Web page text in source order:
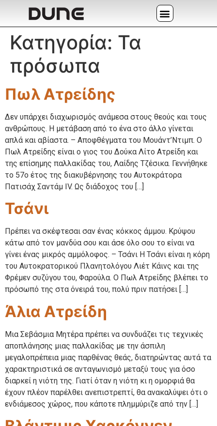
Κατηγορία: Τα
πρόσωπα
Πωλ Ατρείδης
Δεν υπάρχει διαχωρισμός ανάμεσα στους θεούς και τους
ανθρώπους. Η μετάβαση από το ένα στο άλλο γίνεται
απλά και αβίαστα. – Αποφθέγματα του Μουάντ’Ντιμπ. Ο
Πωλ Ατρείδης είναι ο γιος του Δούκα Λίτο Ατρείδη και
της επίσημης παλλακίδας του, Λαίδης Τζέσικα. Γεννήθηκε
το 57ο έτος της διακυβέρνησης του Αυτοκράτορα
Πατισάχ Σαντάμ IV. Ως διάδοχος του […]
Τσάνι
Πρέπει να σκέφτεσαι σαν ένας κόκκος άμμου. Κρύψου
κάτω από τον μανδύα σου και άσε όλο σου το είναι να
γίνει ένας μικρός αμμόλοφος. – Τσάνι Η Τσάνι είναι η κόρη
του Αυτοκρατορικού Πλανητολόγου Λιέτ Κάινς και της
Φρέμεν συζύγου του, Φαρούλα. Ο Πωλ Ατρείδης βλέπει το
πρόσωπό της στα όνειρά του, πολύ πριν πατήσει […]
Άλια Ατρείδη
Mια Σεβάσμια Mητέρα πρέπει να συνδυάζει τις τεχνικές
αποπλάνησης μιας παλλακίδας με την άσπιλη
μεγαλοπρέπεια μιας παρθένας θεάς, διατηρώντας αυτά τα
χαρακτηριστικά σε ανταγωνισμό μεταξύ τους για όσο
διαρκεί η νιότη της. Γιατί όταν η νιότη κι η ομορφιά θα
έχουν πλέον παρέλθει ανεπιστρεπτί, θα ανακαλύψει ότι ο
ενδιάμεσος χώρος, που κάποτε πλημμύριζε από την […]